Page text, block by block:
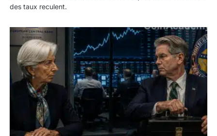
des taux reculent.
Yen : Washington a vendu des euros sans prévenir la